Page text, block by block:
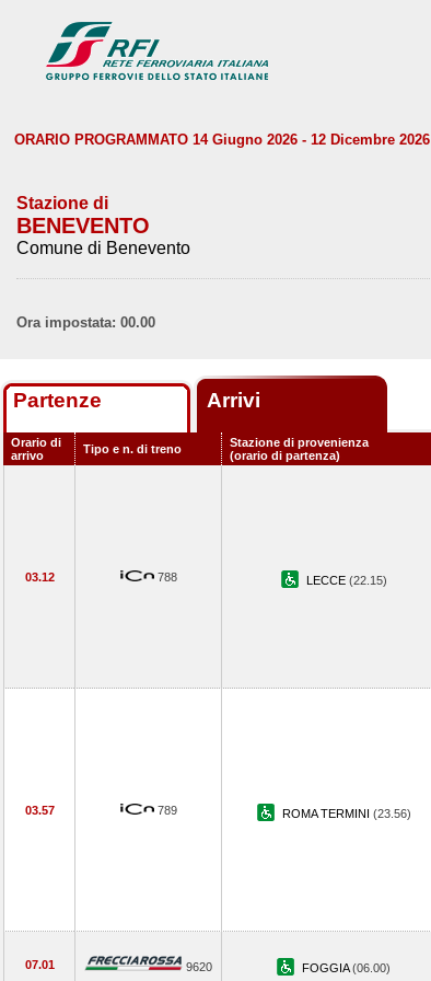
ORARIO PROGRAMMATO 14 Giugno 2026 - 12 Dicembre 2026
Stazione di
BENEVENTO
Comune di Benevento
Ora impostata: 00.00
Partenze Arrivi
Orario di
arrivo
Tipo e n. di treno
Stazione di provenienza
(orario di partenza)
03.12 788 LECCE (22.15)
03.57 789 ROMA TERMINI (23.56)
07.01 9620 FOGGIA(06.00)